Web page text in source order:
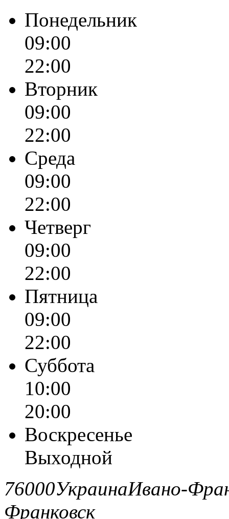
Понедельник
09:00
22:00
Вторник
09:00
22:00
Среда
09:00
22:00
Четверг
09:00
22:00
Пятница
09:00
22:00
Суббота
10:00
20:00
Воскресенье
Выходной
76000УкраинаИвано-
Франковск